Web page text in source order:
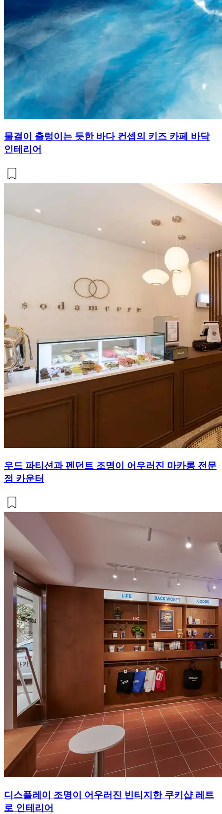
물결이 출렁이는 듯한 바다 컨셉의 키즈 카페 바닥
인테리어
우드 파티션과 펜던트 조명이 어우러진 마카롱 전문
점 카운터
디스플레이 조명이 어우러진 빈티지한 쿠키샵 레트
로 인테리어